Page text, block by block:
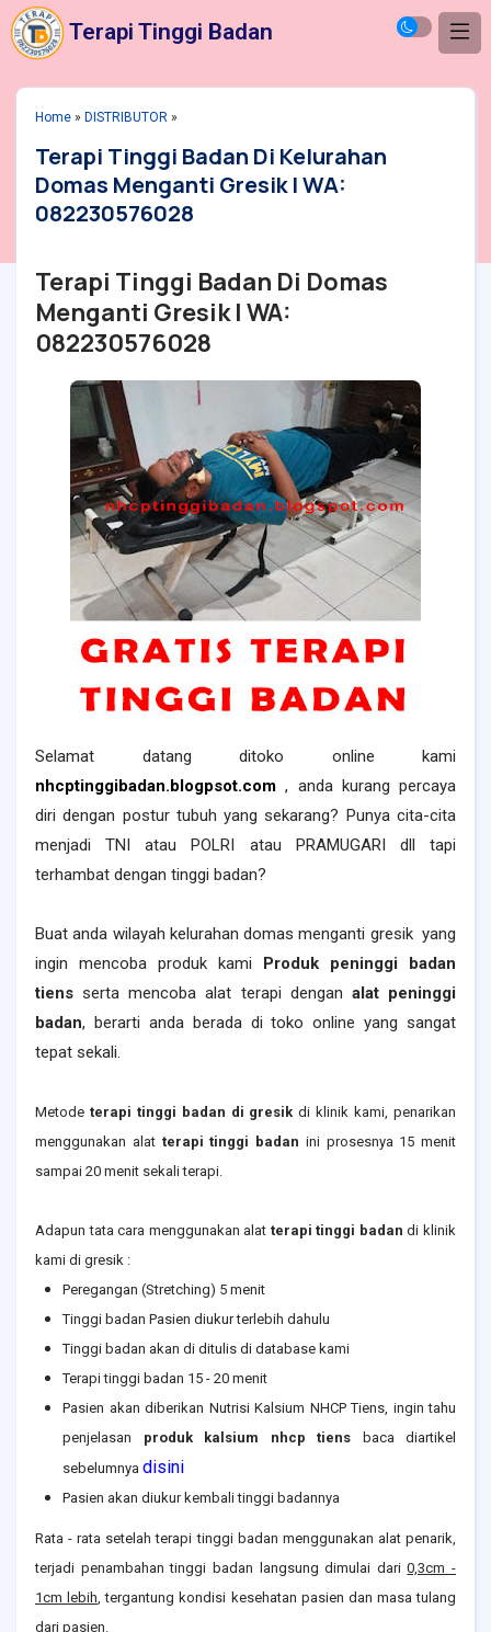
Terapi Tinggi Badan
Home » DISTRIBUTOR »
Terapi Tinggi Badan Di Kelurahan
Domas Menganti Gresik | WA:
082230576028
Terapi Tinggi Badan Di Domas
Menganti Gresik | WA:
082230576028
Selamat datang ditoko online kami
nhcptinggibadan.blogpsot.com , anda kurang percaya
diri dengan postur tubuh yang sekarang? Punya cita-cita
menjadi TNI atau POLRI atau PRAMUGARI dll tapi
terhambat dengan tinggi badan?
Buat anda wilayah kelurahan domas menganti gresik yang
ingin mencoba produk kami Produk peninggi badan
tiens serta mencoba alat terapi dengan alat peninggi
badan, berarti anda berada di toko online yang sangat
tepat sekali.
Metode terapi tinggi badan di gresik di klinik kami, penarikan
menggunakan alat terapi tinggi badan ini prosesnya 15 menit
sampai 20 menit sekali terapi.
Adapun tata cara menggunakan alat terapi tinggi badan di klinik
kami di gresik :
Peregangan (Stretching) 5 menit
Tinggi badan Pasien diukur terlebih dahulu
Tinggi badan akan di ditulis di database kami
Terapi tinggi badan 15 - 20 menit
Pasien akan diberikan Nutrisi Kalsium NHCP Tiens, ingin tahu
penjelasan produk kalsium nhcp tiens baca diartikel
sebelumnya disini
Pasien akan diukur kembali tinggi badannya
Rata - rata setelah terapi tinggi badan menggunakan alat penarik,
terjadi penambahan tinggi badan langsung dimulai dari0,3cm -
1cm lebih, tergantung kondisi kesehatan pasien dan masa tulang
dari pasien.